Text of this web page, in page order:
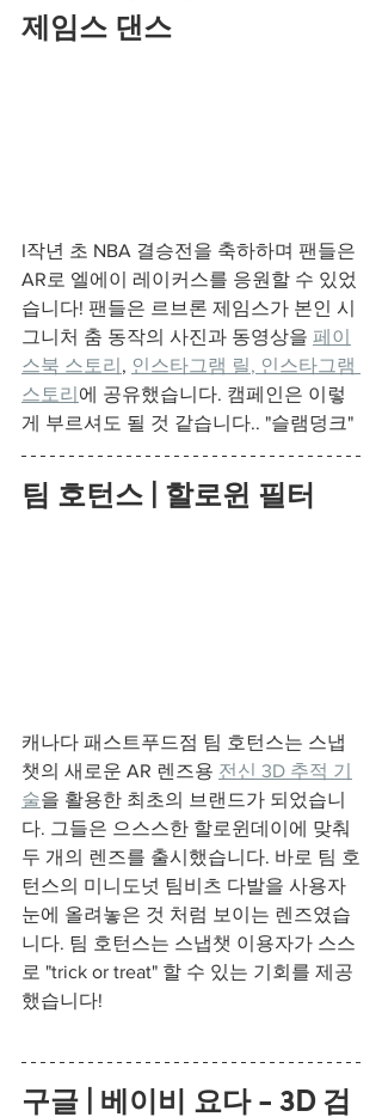
제임스 댄스
I작년 초 NBA 결승전을 축하하며 팬들은
AR로 엘에이 레이커스를 응원할 수 있었
습니다! 팬들은 르브론 제임스가 본인 시
그니처 춤 동작의 사진과 동영상을 페이
스북 스토리 , 인스타그램 릴, 인스타그램
스토리 에 공유했습니다. 캠페인은 이렇
게 부르셔도 될 것 같습니다.. "슬램덩크"
팀 호턴스 | 할로윈 필터
캐나다 패스트푸드점 팀 호턴스는 스냅
챗의 새로운 AR 렌즈용 전신 3D 추적 기
술을 활용한 최초의 브랜드가 되었습니
다. 그들은 으스스한 할로윈데이에 맞춰
두 개의 렌즈를 출시했습니다. 바로 팀 호
턴스의 미니도넛 팀비츠 다발을 사용자
눈에 올려놓은 것 처럼 보이는 렌즈였습
니다. 팀 호턴스는 스냅챗 이용자가 스스
로 "trick or treat" 할 수 있는 기회를 제공
했습니다!
구글 | 베이비 요다 - 3D 검